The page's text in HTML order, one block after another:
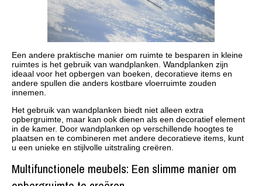
Een andere praktische manier om ruimte te besparen in kleine
ruimtes is het gebruik van wandplanken. Wandplanken zijn
ideaal voor het opbergen van boeken, decoratieve items en
andere spullen die anders kostbare vloerruimte zouden
innemen.
Het gebruik van wandplanken biedt niet alleen extra
opbergruimte, maar kan ook dienen als een decoratief element
in de kamer. Door wandplanken op verschillende hoogtes te
plaatsen en te combineren met andere decoratieve items, kunt
u een unieke en stijlvolle uitstraling creëren.
Multifunctionele meubels: Een slimme manier om